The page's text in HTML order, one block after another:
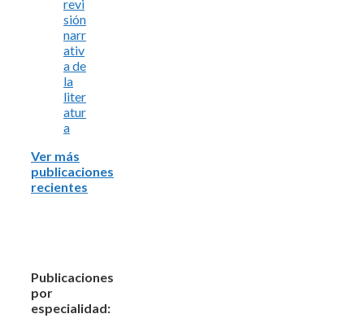
revi
sión
narr
ativ
a de
la
liter
atur
a
Ver más
publicaciones
recientes
Publicaciones
por
especialidad: